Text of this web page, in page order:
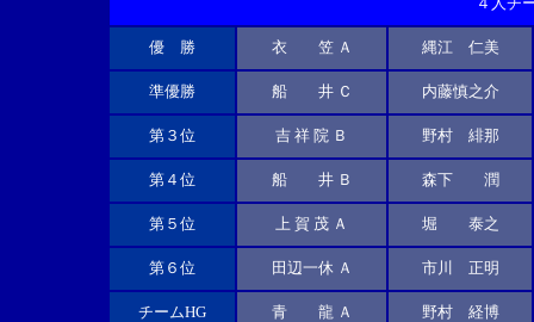
優 勝 衣 笠 Ａ 縄江 仁美
準優勝 船 井 Ｃ 内藤慎之介
第３位 吉 祥 院 Ｂ 野村 緋那
第４位 船 井 Ｂ 森下 潤
第５位 上 賀 茂 Ａ 堀 泰之
第６位 田辺一休 Ａ 市川 正明
チームHG 青 龍 Ａ 野村 経博